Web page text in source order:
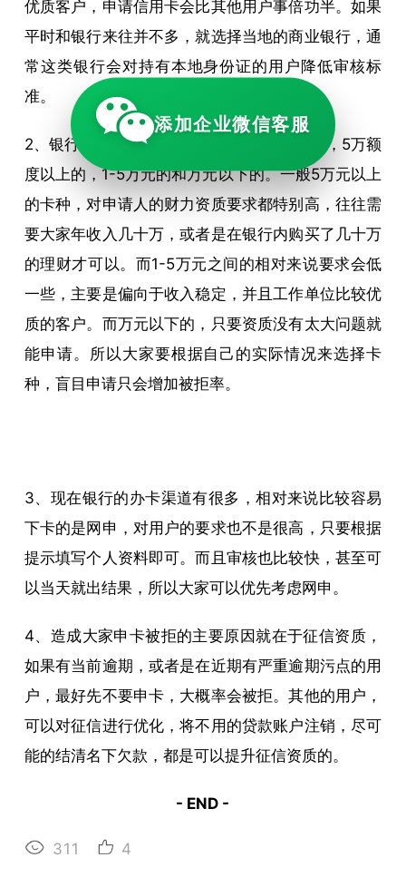
优质客户，申请信用卡会比其他用户事倍功半。如果
平时和银行来往并不多，就选择当地的商业银行，通
常这类银行会对持有本地身份证的用户降低审核标
准。
2、银行内的卡种有很多，大致可以分为三种，5万额
度以上的，1-5万元的和万元以下的。一般5万元以上
的卡种，对申请人的财力资质要求都特别高，往往需
要大家年收入几十万，或者是在银行内购买了几十万
的理财才可以。而1-5万元之间的相对来说要求会低
一些，主要是偏向于收入稳定，并且工作单位比较优
质的客户。而万元以下的，只要资质没有太大问题就
能申请。所以大家要根据自己的实际情况来选择卡
种，盲目申请只会增加被拒率。
3、现在银行的办卡渠道有很多，相对来说比较容易
下卡的是网申，对用户的要求也不是很高，只要根据
提示填写个人资料即可。而且审核也比较快，甚至可
以当天就出结果，所以大家可以优先考虑网申。
4、造成大家申卡被拒的主要原因就在于征信资质，
如果有当前逾期，或者是在近期有严重逾期污点的用
户，最好先不要申卡，大概率会被拒。其他的用户，
可以对征信进行优化，将不用的贷款账户注销，尽可
能的结清名下欠款，都是可以提升征信资质的。
- END -
311 4
添加企业微信客服